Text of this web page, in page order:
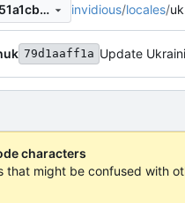
2b3619e489e9faed227b1383e8251a1cb532a5ca invidious/locales/
79d1aaff1a Update
characters
that might be confused with